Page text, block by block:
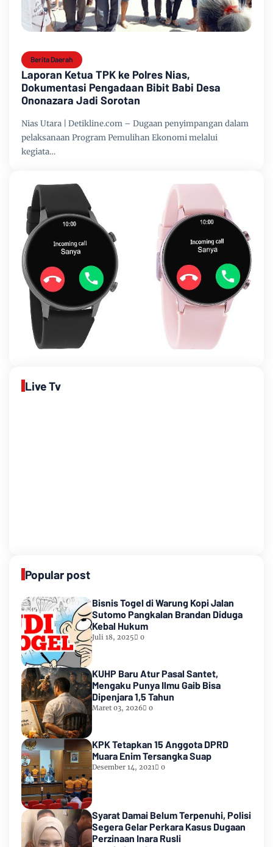
Berita Daerah
Laporan Ketua TPK ke Polres Nias,
Dokumentasi Pengadaan Bibit Babi Desa
Ononazara Jadi Sorotan
Nias Utara | Detikline.com – Dugaan penyimpangan dalam
pelaksanaan Program Pemulihan Ekonomi melalui
kegiata…
Live Tv
Popular post
Bisnis Togel di Warung Kopi Jalan
Sutomo Pangkalan Brandan Diduga
Kebal Hukum
Juli 18, 2025 0
KUHP Baru Atur Pasal Santet,
Mengaku Punya Ilmu Gaib Bisa
Dipenjara 1,5 Tahun
Maret 03, 2026 0
KPK Tetapkan 15 Anggota DPRD
Muara Enim Tersangka Suap
Desember 14, 2021 0
Syarat Damai Belum Terpenuhi, Polisi
Segera Gelar Perkara Kasus Dugaan
Perzinaan Inara Rusli